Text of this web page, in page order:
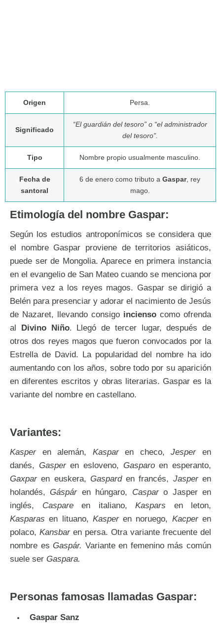
Origen Persa.
Significado
“El guardián del tesoro” o “el administrador
del tesoro”.
Tipo Nombre propio usualmente masculino.
Fecha de
santoral
6 de enero como tributo a Gaspar, rey
mago.
Etimología del nombre Gaspar:
Según los estudios antroponímicos se considera que
el nombre Gaspar proviene de territorios asiáticos,
puede ser de Mongolia. Aparece en primera instancia
en el evangelio de San Mateo cuando se menciona por
primera vez a los reyes magos. Gaspar se dirigió a
Belén para presenciar y adorar el nacimiento de Jesús
de Nazaret, llevando consigo incienso como ofrenda
al Divino Niño. Llegó de tercer lugar, después de
otros dos reyes magos que fueron convocados por la
Estrella de David. La popularidad del nombre ha ido
aumentando con los años, sobre todo por su aparición
en diferentes escritos y obras literarias. Gaspar es la
variante del nombre en castellano.
Variantes:
Kasperen alemán, Kasparen checo,Jesperen
danés, Gasperen esloveno, Gasparoen esperanto,
Gaxparen euskera, Gasparden francés, Jasperen
holandés,Gáspáren húngaro, Casparo Jasper en
inglés, Caspareen italiano, Kaspars en leton,
Kasparas en lituano, Kasperen noruego, Kacperen
polaco, Kansbaren persa. Otra variante frecuente del
nombre esGaspár. Variante en femenino más común
suele ser Gaspara.
Personas famosas llamadas Gaspar:
Gaspar Sanz